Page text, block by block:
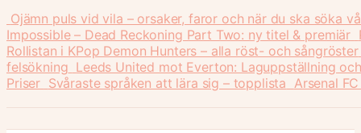
Ojämn puls vid vila – orsaker, faror och när du ska söka
Impossible – Dead Reckoning Part Two: ny titel & premiär
Rollistan i KPop Demon Hunters – alla röst- och sångröster
felsökning Leeds United mot Everton: Laguppställning
Priser Svåraste språken att lära sig – topplista Arsenal